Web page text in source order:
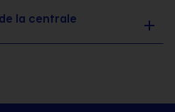
la centrale